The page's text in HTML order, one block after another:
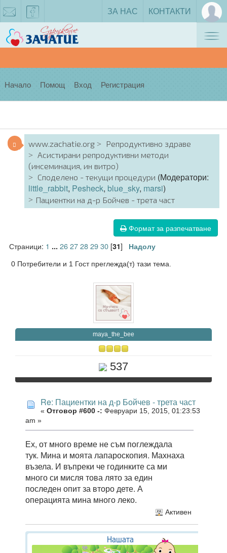
facebook
ЗА НАС КОНТАКТИ
Начало Помощ Вход Регистрация
www.zachatie.org
Репродуктивно здраве
Асистирани репродуктивни методи
(инсеминация, ин витро)
Споделено - текущи процедури (Модератори:
little_rabbit, Pesheck, blue_sky, marsi)
Пациентки на д-р Бойчев - трета част
Формат за разпечатване
Страници: 1 ... 2627282930[31] Надолу
0 Потребители и 1 Гост преглежда(т) тази тема.
maya_the_bee
537
Re: Пациентки на д-р Бойчев - трета част
« Отговор #600 -: Февруари 15, 2015, 01:23:53
am »
Ех, от много време не съм поглеждала
тук. Мина и моята лапароскопия. Махнаха
възела. И въпреки че годинките са ми
много си мисля това лято за един
последен опит за второ дете. А
операцията мина много леко.
Активен